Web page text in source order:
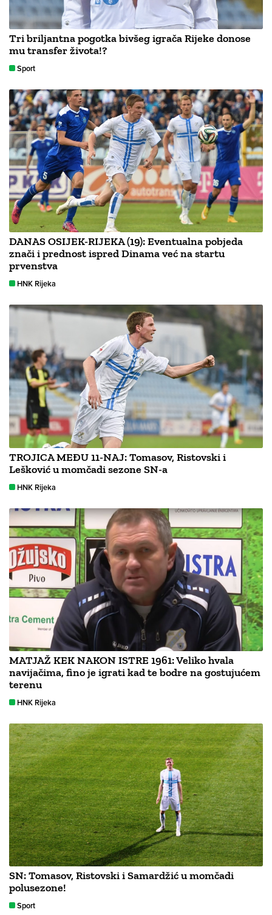
Tri briljantna pogotka bivšeg igrača Rijeke donose
mu transfer života!?
Sport
DANAS OSIJEK-RIJEKA (19): Eventualna pobjeda
znači i prednost ispred Dinama već na startu
prvenstva
HNK Rijeka
TROJICA MEĐU 11-NAJ: Tomasov, Ristovski i
Lešković u momčadi sezone SN-a
HNK Rijeka
MATJAŽ KEK NAKON ISTRE 1961: Veliko hvala
navijačima, fino je igrati kad te bodre na gostujućem
terenu
HNK Rijeka
SN: Tomasov, Ristovski i Samardžić u momčadi
polusezone!
Sport